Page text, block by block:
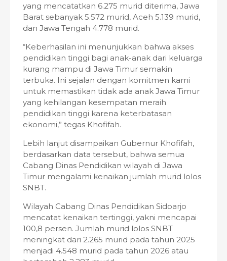
yang mencatatkan 6.275 murid diterima, Jawa
Barat sebanyak 5.572 murid, Aceh 5.139 murid,
dan Jawa Tengah 4.778 murid.
“Keberhasilan ini menunjukkan bahwa akses
pendidikan tinggi bagi anak-anak dari keluarga
kurang mampu di Jawa Timur semakin
terbuka. Ini sejalan dengan komitmen kami
untuk memastikan tidak ada anak Jawa Timur
yang kehilangan kesempatan meraih
pendidikan tinggi karena keterbatasan
ekonomi,” tegas Khofifah.
Lebih lanjut disampaikan Gubernur Khofifah,
berdasarkan data tersebut, bahwa semua
Cabang Dinas Pendidikan wilayah di Jawa
Timur mengalami kenaikan jumlah murid lolos
SNBT.
Wilayah Cabang Dinas Pendidikan Sidoarjo
mencatat kenaikan tertinggi, yakni mencapai
100,8 persen. Jumlah murid lolos SNBT
meningkat dari 2.265 murid pada tahun 2025
menjadi 4.548 murid pada tahun 2026 atau